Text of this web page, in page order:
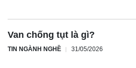
Van chống tụt là gì?
TIN NGÀNH NGHỀ 31/05/2026